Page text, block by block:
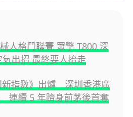
人格鬥聯賽 眾擎 T800 深
出招 最終要人抬走
新指數》出爐 深圳香港廣
連續 5 年躋身前茅後首奪